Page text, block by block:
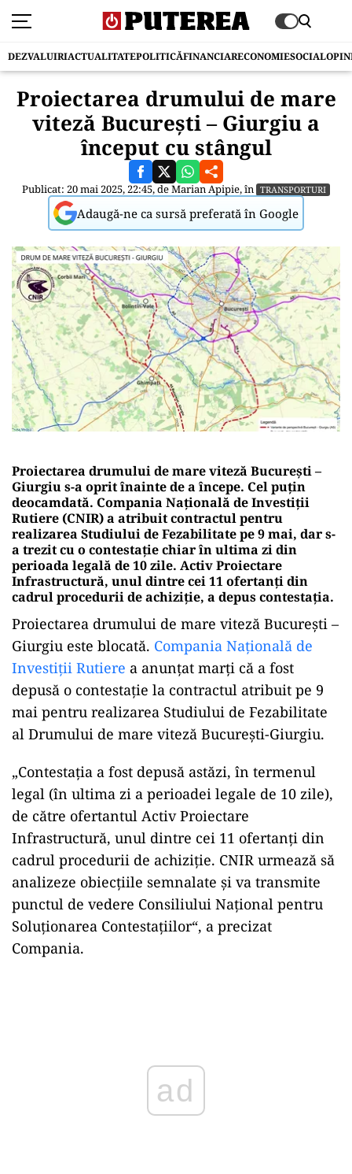
DEZVALUIRIACTUALITATEPOLITICĂFINANCIARECONOMIESOCIAL
Proiectarea drumului de mare
viteză București – Giurgiu a
început cu stângul
Publicat: 20 mai 2025, 22:45, deMarian Apipie, în TRANSPORTURI
Adaugă-ne ca sursă preferată în Google
Proiectarea drumului de mare viteză București –
Giurgiu s-a oprit înainte de a începe. Cel puțin
deocamdată. Compania Națională de Investiții
Rutiere (CNIR) a atribuit contractul pentru
realizarea Studiului de Fezabilitate pe 9 mai, dar s-
a trezit cu o contestație chiar în ultima zi din
perioada legală de 10 zile. Activ Proiectare
Infrastructură, unul dintre cei 11 ofertanți din
cadrul procedurii de achiziție, a depus contestația.
Proiectarea drumului de mare viteză București –
Giurgiu este blocată. Compania Națională de
Investiții Rutiere a anunțat marți că a fost
depusă o contestație la contractul atribuit pe 9
mai pentru realizarea Studiului de Fezabilitate
al Drumului de mare viteză București-Giurgiu.
„Contestația a fost depusă astăzi, în termenul
legal (în ultima zi a perioadei legale de 10 zile),
de către ofertantul Activ Proiectare
Infrastructură, unul dintre cei 11 ofertanți din
cadrul procedurii de achiziție. CNIR urmează să
analizeze obiecțiile semnalate și va transmite
punctul de vedere Consiliului Național pentru
Soluționarea Contestațiilor“, a precizat
Compania.